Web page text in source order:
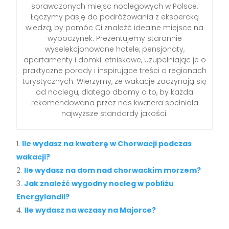
sprawdzonych miejsc noclegowych w Polsce.
Łączymy pasję do podróżowania z ekspercką
wiedzą, by pomóc Ci znaleźć idealne miejsce na
wypoczynek. Prezentujemy starannie
wyselekcjonowane hotele, pensjonaty,
apartamenty i domki letniskowe, uzupełniając je o
praktyczne porady i inspirujące treści o regionach
turystycznych. Wierzymy, że wakacje zaczynają się
od noclegu, dlatego dbamy o to, by każda
rekomendowana przez nas kwatera spełniała
najwyższe standardy jakości.
Ile wydasz na kwaterę w Chorwacji podczas
wakacji?
Ile wydasz na dom nad chorwackim morzem?
Jak znaleźć wygodny nocleg w pobliżu
Energylandii?
Ile wydasz na wczasy na Majorce?